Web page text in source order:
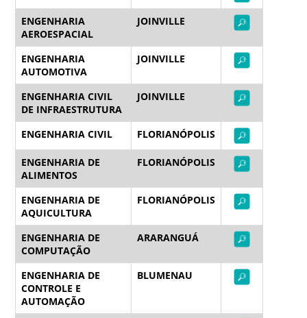
ENGENHARIA
AEROESPACIAL
JOINVILLE
ENGENHARIA
AUTOMOTIVA
JOINVILLE
ENGENHARIA CIVIL
DE INFRAESTRUTURA
JOINVILLE
ENGENHARIA CIVIL FLORIANÓPOLIS
ENGENHARIA DE
ALIMENTOS
FLORIANÓPOLIS
ENGENHARIA DE
AQUICULTURA
FLORIANÓPOLIS
ENGENHARIA DE
COMPUTAÇÃO
ARARANGUÁ
ENGENHARIA DE
CONTROLE E
AUTOMAÇÃO
BLUMENAU